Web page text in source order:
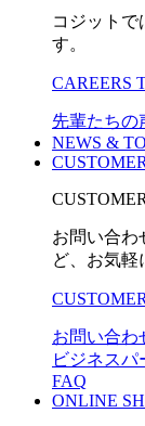
コジットで
す。
CAREERS
先輩たちの
NEWS &
CUSTOMER
CUSTOMER
お問い合わ
ど、お気軽
お問い合わ
ビジネスパ
FAQ
ONLINE